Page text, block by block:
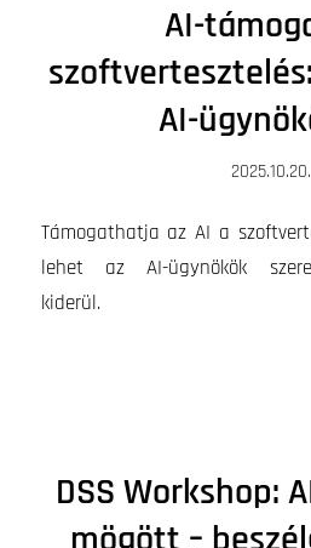
AI-
AI-
2025.10.20.
Támogathatja az AI a
lehet az AI-ügynökök
kiderül.
DSS Workshop: